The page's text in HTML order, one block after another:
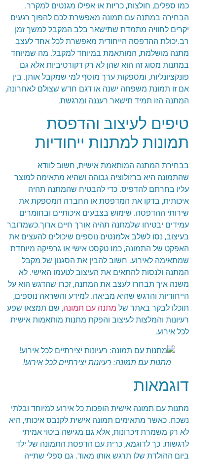
כמו ספלים, חולצות, כריות או אפילו מגנטים למקרר.
הבחירה במתנה עם תמונה מאפשרת לכם להפוך רגעים
יקרים לחוויה מתמדת שתישאר בלב המקבל למשך זמן
רב.יכולת ההדפסה הייחודית מאפשרת לכל אחד לעצב
מתנה מושלמת, המותאמת במיוחד למקבל. מה שמיוחד
במתנות מסוג זה הוא שהן לא רק דקורטיביות אלא גם
פונקציונליות, ומספקות ערך מוסף למי שמקבל אותן. בין
אם זו תמונת משפחה ישנה או דגם חדש שצולם לאחרונה,
המתנה הזו תמיד תישאר רעננה ומרגשת.
טיפים לעיצוב והדפסת
תמונות למתנות ייחודיות
בבחירת המתנה המותאמת אישית, חשוב לוודא
שהתמונה היא ברזולוציה גבוהה ושהיא מתאימה למוצר
עליו בחרתם להדפיס. כדי להבטיח שהמתנה תהיה
איכותית, בדקו את המדפסת או החברה המספקת את
שירותי ההדפסה. שימוש בצבעים איכותיים ובחומרים
עמידים יבטיחו שלמתנה תהיה אורך חיים ארוך.כשמדובר
בעיצוב, נסו לשלב אלמנטים נוספים שיכולים להעצים את
האפקט של התמונה, כמו טקסט אישי או גרפיקה מיוחדת
שמתאימה לאירוע. חשוב להבין את הסגנון של מקבל
המתנה ולנסות להתאים את העיצוב לטעמו האישי. לא
משנה איך תבחרו לעצב את המתנה, זכרו שהדגש הוא על
הייחודיות והרגש שהיא מביאה. למידע והשראה נוספים,
תוכלו לבקר באתר של מתנה עם תמונה, שם תמצאו שפע
רעיונות והמלצות לעיצוב והפקת מתנות מותאמות אישית
לכל אירוע.
מתנות עם תמונה: רעיונות יצירתיים לכל אירוע!
דוגמאות
מתנות עם תמונה אישית הופכות כל אירוע למיוחד ובלתי
נשכח. כאשר מתאימים תמונה אישית לקנבס איכותי, היא
לא רק משמרת זיכרונות, אלא גם מגישה ביטוי אמיתי
לרגשות. כך לדוגמא, כרית עם הדפסת התמונה של ילד
ביום ההולדת שלו תרגש אותו מאוד. גם ספלי שתייה